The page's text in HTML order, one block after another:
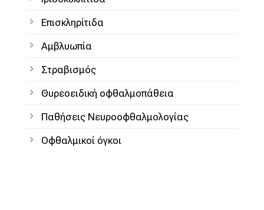
Επισκληρίτιδα
Αμβλυωπία
Στραβισμός
Θυρεοειδική οφθαλμοπάθεια
Παθήσεις Νευροοφθαλμολογίας
Οφθαλμικοί όγκοι